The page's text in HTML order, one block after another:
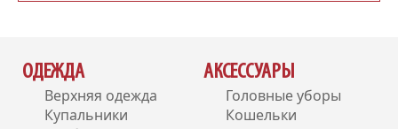
ОДЕЖДА
Верхняя одежда
Купальники
АКСЕССУАРЫ
Головные уборы
Кошельки